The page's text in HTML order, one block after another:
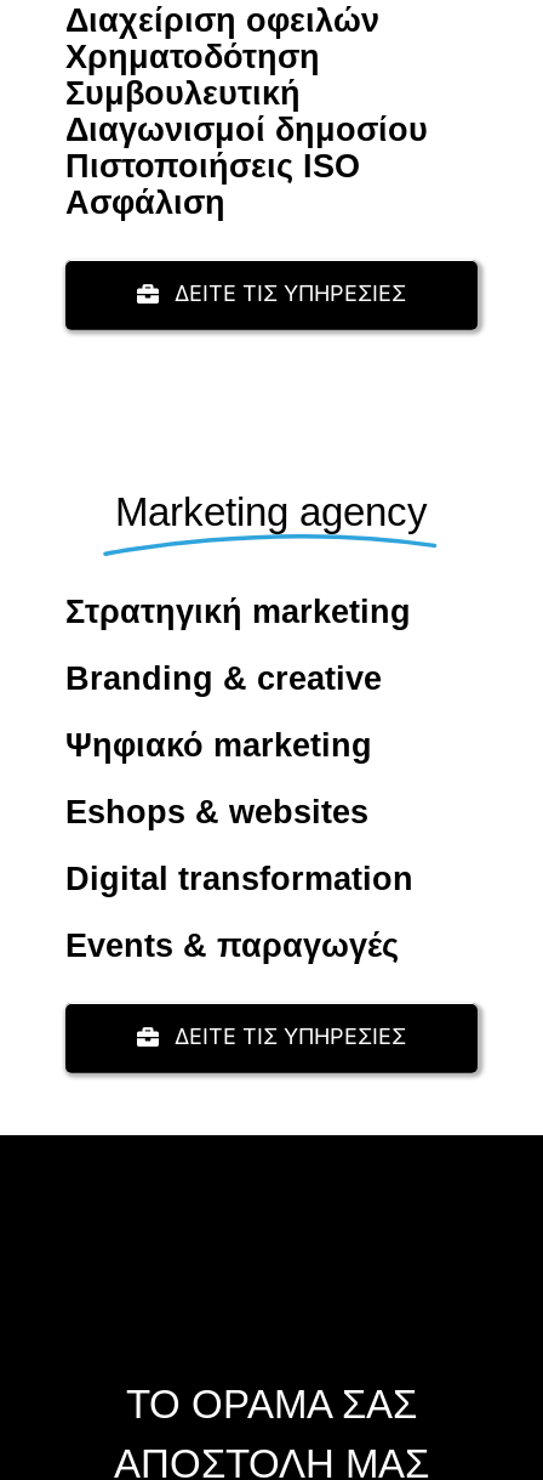
Διαχείριση οφειλών
Χρηματοδότηση
Συμβουλευτική
Διαγωνισμοί δημοσίου
Πιστοποιήσεις ISO
Aσφάλιση
ΔΕΙΤΕ ΤΙΣ ΥΠΗΡΕΣΙΕΣ
Marketing agency
Στρατηγική marketing
Branding & creative
Ψηφιακό marketing
Eshops & websites
Digital transformation
Events & παραγωγές
ΔΕΙΤΕ ΤΙΣ ΥΠΗΡΕΣΙΕΣ
ΤΟ ΟΡΑΜΑ ΣΑΣ
ΑΠΟΣΤΟΛΗ ΜΑΣ